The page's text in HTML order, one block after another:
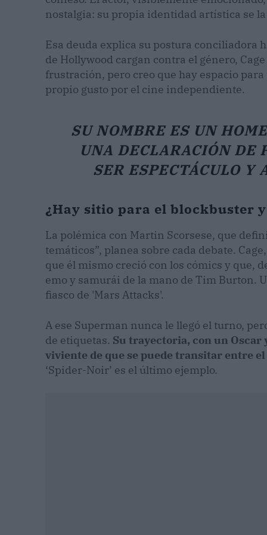
nostalgia: su propia identidad artística se
Esa deuda explica su postura conciliadora
de Hollywood cargan contra el género,
frustración, pero creo que hay espacio para
propio gusto por el cine independiente.
SU NOMBRE ES UN
UNA DECLARACIÓN DE
SER ESPECTÁCULO Y
¿Hay sitio para el blockbuster
La polémica con Martin Scorsese, que
temáticos”, planea sobre cada debate.
que él mismo creció con los cómics y que,
emo y samurái de la mano de Tim Burton.
fiasco de 'Mars Attacks'.
A ese Superman nunca le llegó el turno,
de etiquetas. Su trayectoria, con un Oscar
viviente de que se puede transitar entre
‘Spider-Noir’ es el último ejemplo.